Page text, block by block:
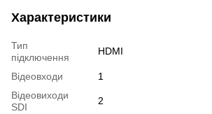
Характеристики
Тип
підключення
HDMI
Відеовходи
1
Відеовиходи
SDI
2